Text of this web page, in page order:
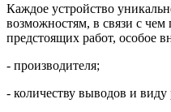
Каждое устройство
возможностям, в связи с чем
предстоящих работ, особое
- производителя;
- количеству выводов и виду